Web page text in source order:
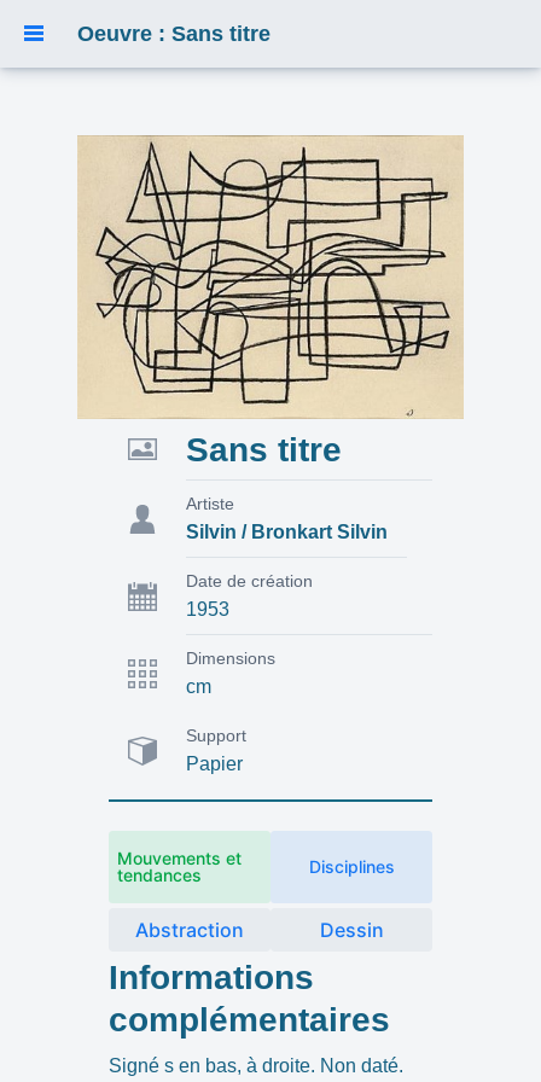
Oeuvre : Sans titre
Sans titre
Silvin / Bronkart Silvin
Artiste
1953
Date de création
cm
Dimensions
Papier
Support
Mouvements et
tendances
Abstraction
Disciplines
Dessin
Informations
complémentaires
Signé s en bas, à droite. Non daté.